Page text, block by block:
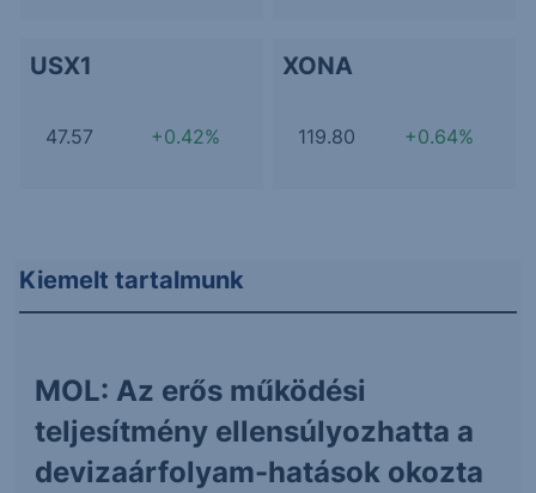
USX1
47.57 +0.42%
XONA
119.80 +0.64%
Kiemelt tartalmunk
MOL: Az erős működési
teljesítmény ellensúlyozhatta a
devizaárfolyam-hatások okozta